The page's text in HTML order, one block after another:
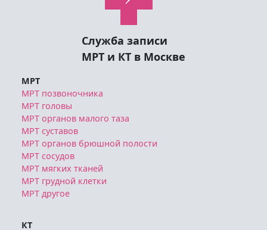
Служба записи
МРТ и КТ в Москве
МРТ
МРТ позвоночника
МРТ головы
МРТ органов малого таза
МРТ суставов
МРТ органов брюшной полости
МРТ сосудов
МРТ мягких тканей
МРТ грудной клетки
МРТ другое
КТ